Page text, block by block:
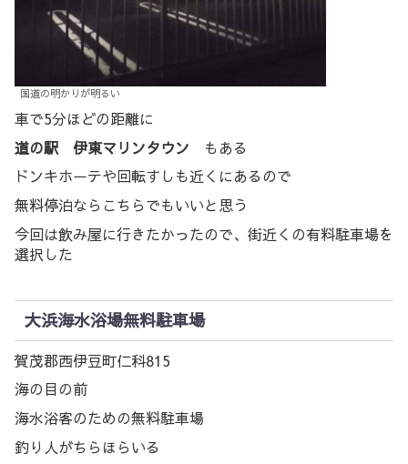
国道の明かりが明るい
車で5分ほどの距離に
道の駅 伊東マリンタウン もある
ドンキホーテや回転すしも近くにあるので
無料停泊ならこちらでもいいと思う
今回は飲み屋に行きたかったので、街近くの有料駐車場を
選択した
大浜海水浴場無料駐車場
賀茂郡西伊豆町仁科815
海の目の前
海水浴客のための無料駐車場
釣り人がちらほらいる